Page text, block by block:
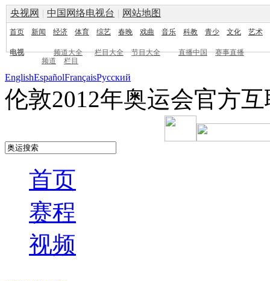
央视网 | 中国网络电视台 | 网站地图
首页 新闻 经济 体育 综艺 春晚 戏曲 音乐 科教 青少 文化 艺术
电视 频道大全 栏目大全 节目大全 直播中国
赛事直播
频道
栏目
EnglishEspañolFrançaisPусский
伦敦2012年奥运会官方
首页
赛程
视频